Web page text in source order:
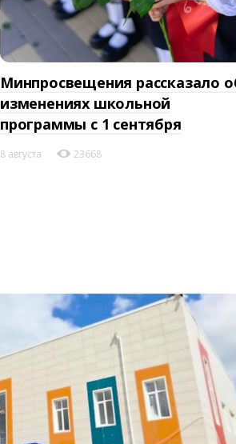
Минпросвещения рассказало
изменениях школьной
программы с 1 сентября
8 августа 23668